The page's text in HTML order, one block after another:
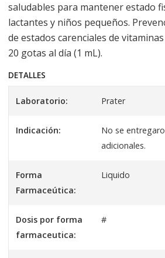
saludables para mantener estado
lactantes y niños pequeños.
de estados carenciales de vitaminas
20 gotas al día (1 mL).
DETALLES
Laboratorio: Prater
Indicación:
No se
adicionales.
Forma
Farmaceútica:
Liquido
Dosis por forma
farmaceutica:
#